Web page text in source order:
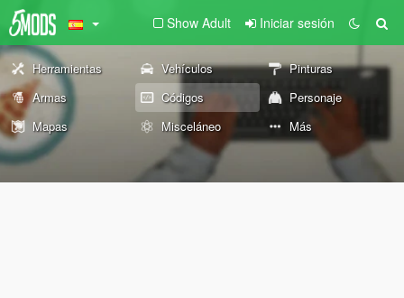
Show Adult Iniciar sesión
Herramientas Vehículos
Pinturas
Armas
Códigos
Personaje
Mapas
Misceláneo Más